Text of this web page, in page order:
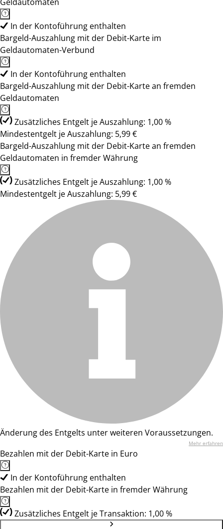
In der Kontoführung enthalten
Bargeld-Auszahlung mit der Debit-Karte im
Geldautomaten-Verbund
In der Kontoführung enthalten
Bargeld-Auszahlung mit der Debit-Karte an fremden
Geldautomaten
Zusätzliches Entgelt je Auszahlung: 1,00 %
Mindestentgelt je Auszahlung: 5,99 €
Bargeld-Auszahlung mit der Debit-Karte an fremden
Geldautomaten in fremder Währung
Zusätzliches Entgelt je Auszahlung: 1,00 %
Mindestentgelt je Auszahlung: 5,99 €
Änderung des Entgelts unter weiteren Voraussetzungen.
Mehr erfahren
Bezahlen mit der Debit-Karte in Euro
In der Kontoführung enthalten
Bezahlen mit der Debit-Karte in fremder Währung
Zusätzliches Entgelt je Transaktion: 1,00 %